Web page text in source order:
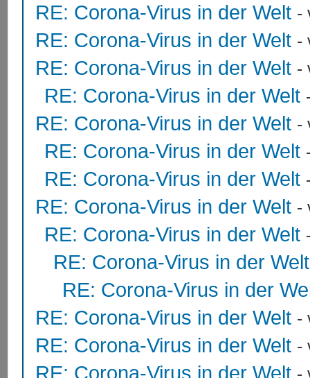
RE: Corona-Virus in der Welt -
RE: Corona-Virus in der Welt -
RE: Corona-Virus in der Welt -
RE: Corona-Virus in der Welt
RE: Corona-Virus in der Welt -
RE: Corona-Virus in der Welt
RE: Corona-Virus in der Welt
RE: Corona-Virus in der Welt -
RE: Corona-Virus in der Welt
RE: Corona-Virus in der Welt
RE: Corona-Virus in der
RE: Corona-Virus in der Welt -
RE: Corona-Virus in der Welt -
RE: Corona-Virus in der Welt -